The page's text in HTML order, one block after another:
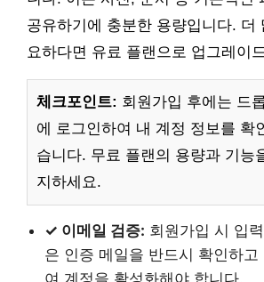
공유하기에 충분한 용량입니다. 더
요하다면 유료 플랜으로 업그레이
체크포인트: 회원가입 후에는 드
에 로그인하여 내 계정 정보를 확
습니다. 무료 플랜의 용량과 기능
지하세요.
✓ 이메일 검증: 회원가입 시 입
은 인증 메일을 반드시 확인하